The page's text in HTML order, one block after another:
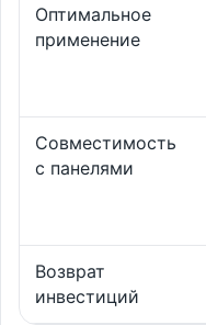
Оптимальное
применение
Совместимость
с панелями
Возврат
инвестиций